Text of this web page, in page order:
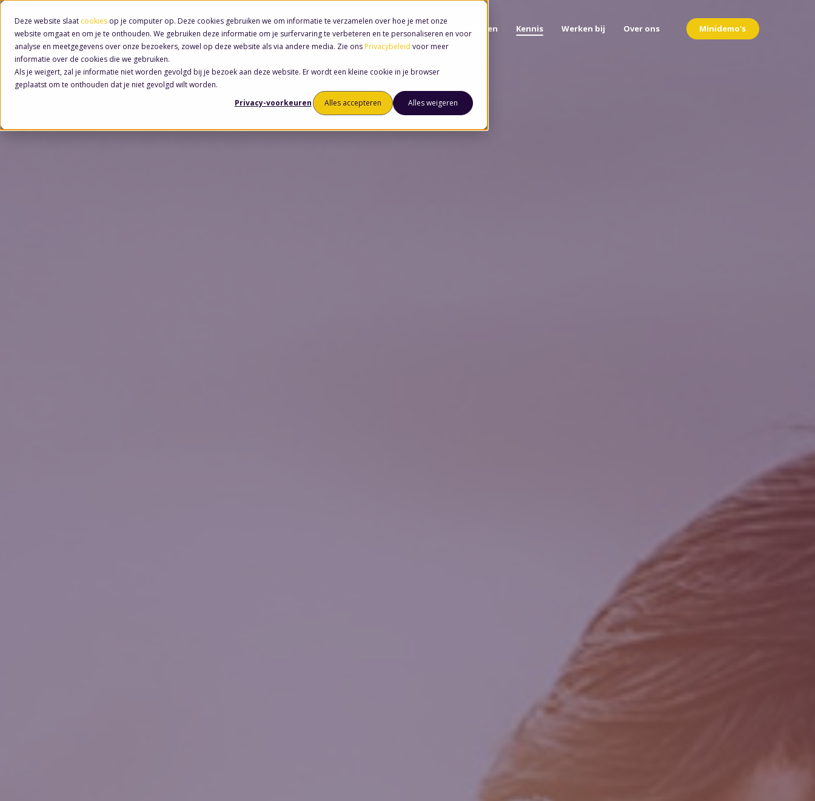
Deze website slaat cookies op je computer op. Deze cookies gebruiken we om informatie te verzamelen over hoe je met onze
website omgaat en om je te onthouden. We gebruiken deze informatie om je surfervaring te verbeteren en te personaliseren en voor
analyse en meetgegevens over onze bezoekers, zowel op deze website als via andere media. Zie ons Privacybeleid voor meer
informatie over de cookies die we gebruiken.
Als je weigert, zal je informatie niet worden gevolgd bij je bezoek aan deze website. Er wordt een kleine cookie in je browser
geplaatst om te onthouden dat je niet gevolgd wilt worden.
Privacy-voorkeuren
Alles accepteren Alles weigeren
Software Diensten Kennis Werken bij Over ons Minidemo's